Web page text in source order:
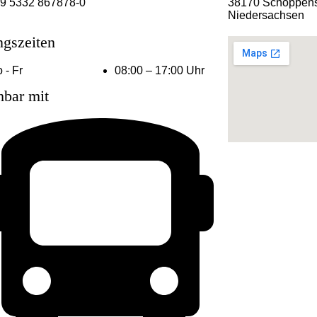
- Fr 08:00 – 17:00 Uhr
mit
Niedersachsen